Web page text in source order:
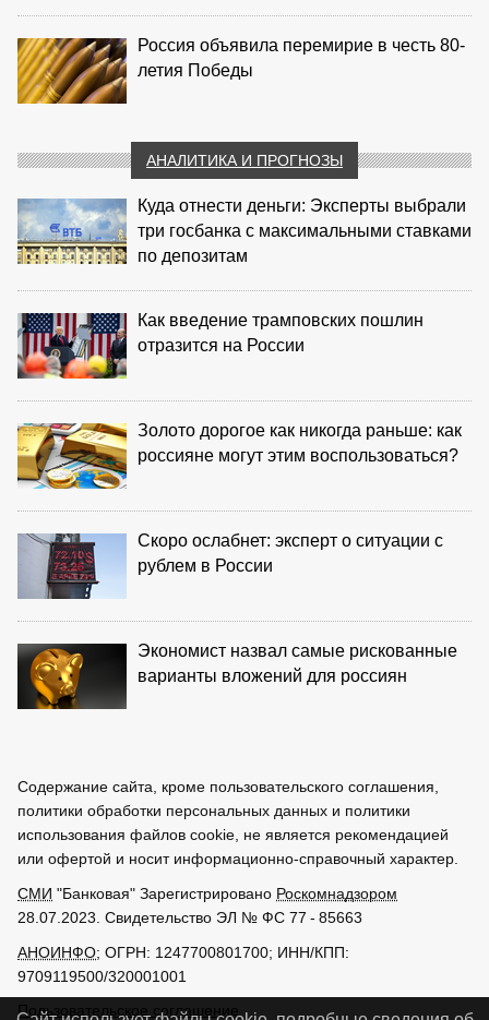
Россия объявила перемирие в честь 80-
летия Победы
АНАЛИТИКА И ПРОГНОЗЫ
Куда отнести деньги: Эксперты выбрали
три госбанка с максимальными ставками
по депозитам
Как введение трамповских пошлин
отразится на России
Золото дорогое как никогда раньше: как
россияне могут этим воспользоваться?
Скоро ослабнет: эксперт о ситуации с
рублем в России
Экономист назвал самые рискованные
варианты вложений для россиян
Содержание сайта, кроме пользовательского соглашения,
политики обработки персональных данных и политики
использования файлов cookie, не является рекомендацией
или офертой и носит информационно-справочный характер.
СМИ "Банковая" Зарегистрировано Роскомнадзором
28.07.2023. Свидетельство ЭЛ № ФС 77 - 85663
АНОИНФО; ОГРН: 1247700801700; ИНН/КПП:
9709119500/320001001
Пользовательское соглашение